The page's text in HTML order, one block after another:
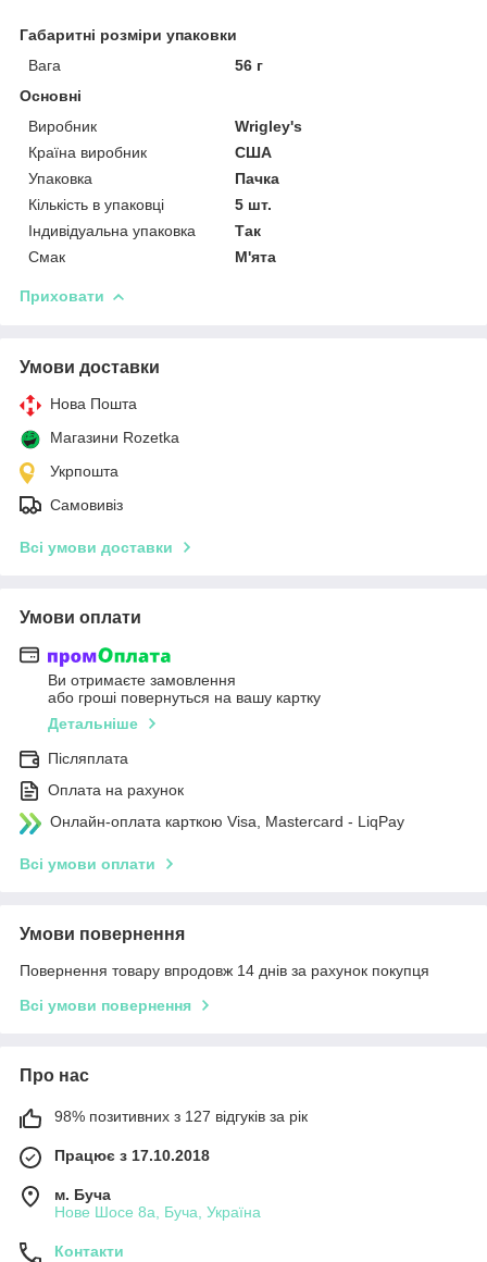
Габаритні розміри упаковки
Вага
56 г
Основні
Виробник
Wrigley's
Країна виробник
США
Упаковка
Пачка
Кількість в упаковці
5 шт.
Індивідуальна упаковка
Так
Смак
М'ята
Приховати
Умови доставки
Нова Пошта
Магазини Rozetka
Укрпошта
Самовивіз
Всі умови доставки
Умови оплати
Ви отримаєте замовлення
або гроші повернуться на вашу картку
Детальніше
Післяплата
Оплата на рахунок
Онлайн-оплата карткою Visa, Mastercard - LiqPay
Всі умови оплати
Умови повернення
Повернення товару впродовж 14 днів за рахунок покупця
Всі умови повернення
Про нас
98% позитивних з 127 відгуків за рік
Працює з 17.10.2018
м. Буча
Нове Шосе 8а, Буча, Україна
Контакти